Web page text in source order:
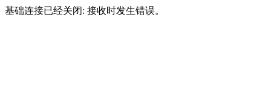
基础连接已经关闭: 接收时发生错误。